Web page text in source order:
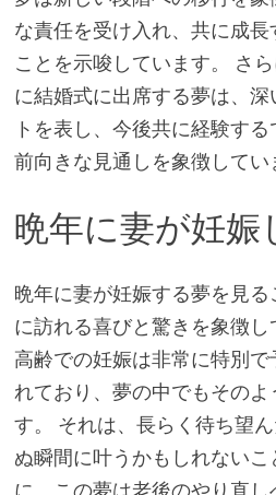
な責任を受け入れ、共に成
ことを示唆しています。 さ
に結婚式に出席する夢は、
トを表し、今後共に経験す
前向きな見通しを象徴してい
晩年に妻が妊娠
晩年に妻が妊娠する夢を見
に訪れる喜びと驚きを象徴し
高齢での妊娠は非常に特別
れており、夢の中でもそのよ
す。 それは、長らく待ち望
ぬ瞬間に叶うかもしれない